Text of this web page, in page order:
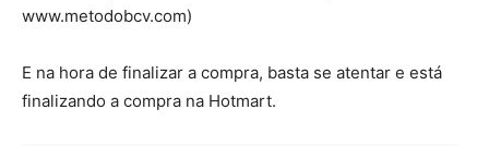
www.metodobcv.com)
E na hora de finalizar a compra, basta se atentar e está
finalizando a compra na Hotmart.